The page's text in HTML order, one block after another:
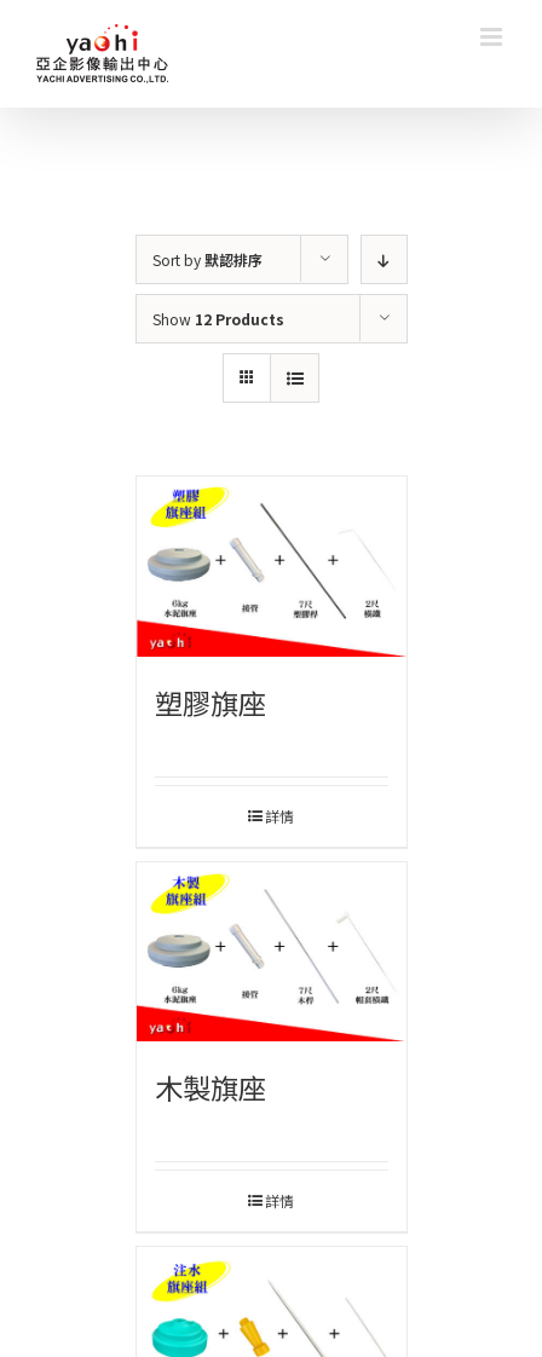
content
Sort by默認排序
Show 12 Products
塑膠旗座
詳情
木製旗座
詳情